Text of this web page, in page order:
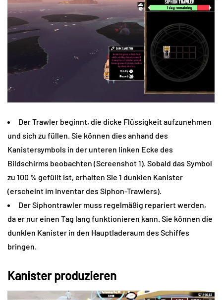
Der Trawler beginnt, die dicke Flüssigkeit aufzunehmen
und sich zu füllen. Sie können dies anhand des
Kanistersymbols in der unteren linken Ecke des
Bildschirms beobachten (Screenshot 1). Sobald das Symbol
zu 100 % gefüllt ist, erhalten Sie 1 dunklen Kanister
(erscheint im Inventar des Siphon-Trawlers).
Der Siphontrawler muss regelmäßig repariert werden,
da er nur einen Tag lang funktionieren kann. Sie können die
dunklen Kanister in den Hauptladeraum des Schiffes
bringen.
Kanister produzieren